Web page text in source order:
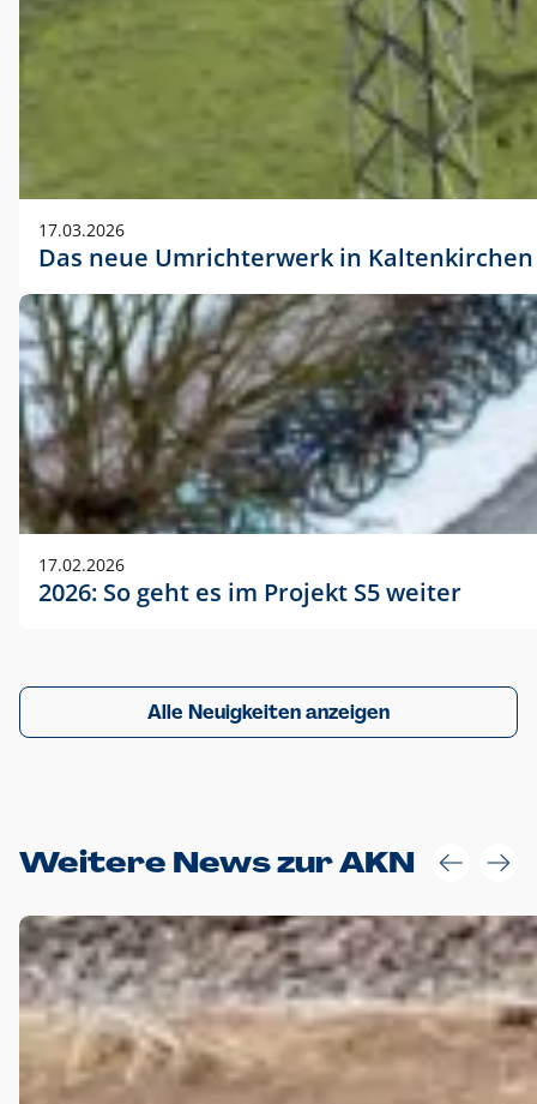
17.03.2026
Das neue Umrichterwerk in Kaltenkirchen
17.02.2026
2026: So geht es im Projekt S5 weiter
Alle Neuigkeiten anzeigen
Weitere News zur AKN